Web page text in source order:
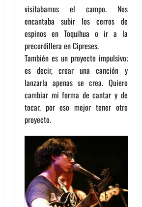
visitabamos el campo. Nos
encantaba subir los cerros de
espinos en Toquihua o ir a la
precordillera en Cipreses.
También es un proyecto impulsivo;
es decir, crear una canción y
lanzarla apenas se crea. Quiero
cambiar mi forma de cantar y de
tocar, por eso mejor tener otro
proyecto.